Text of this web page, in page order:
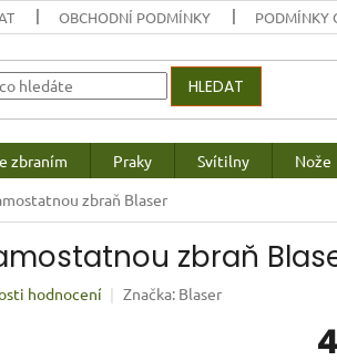
OBCHODNÍ PODMÍNKY PODMÍNKY
HLEDAT
zbraním Praky Svítilny Nože
zbraň Blaser
zbraň
hodnocení Značka: Blaser